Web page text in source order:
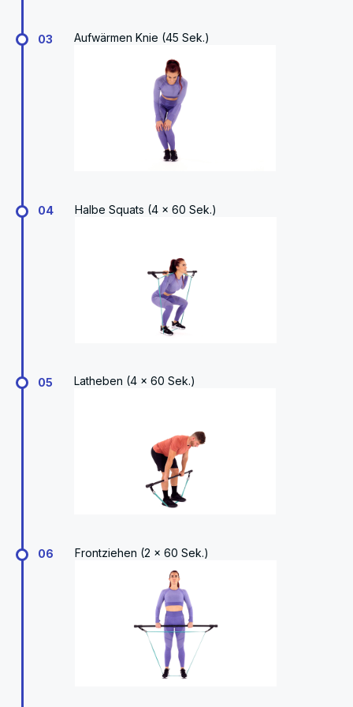
03 Aufwärmen Knie (45 Sek.)
04 Halbe Squats (4 × 60 Sek.)
05 Latheben (4 × 60 Sek.)
06 Frontziehen (2 × 60 Sek.)